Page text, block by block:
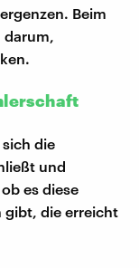
Beim
die
und
es diese
gibt, die erreicht